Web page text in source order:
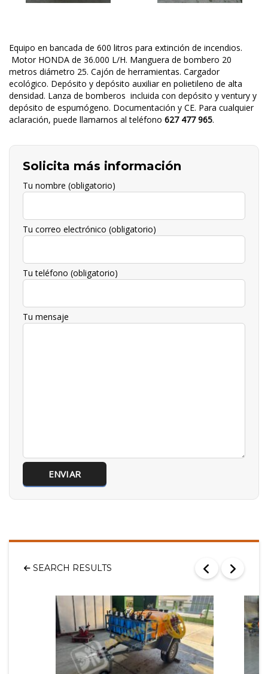
Equipo en bancada de 600 litros para extinción de incendios.
Motor HONDA de 36.000 L/H. Manguera de bombero 20
metros diámetro 25. Cajón de herramientas. Cargador
ecológico. Depósito y depósito auxiliar en polietileno de alta
densidad. Lanza de bomberos incluida con depósito y ventury y
depósito de espumógeno. Documentación y CE. Para cualquier
aclaración, puede llamarnos al teléfono 627 477 965.
Solicita más información
Tu nombre (obligatorio)
Tu correo electrónico (obligatorio)
Tu teléfono (obligatorio)
Tu mensaje
SEARCH RESULTS